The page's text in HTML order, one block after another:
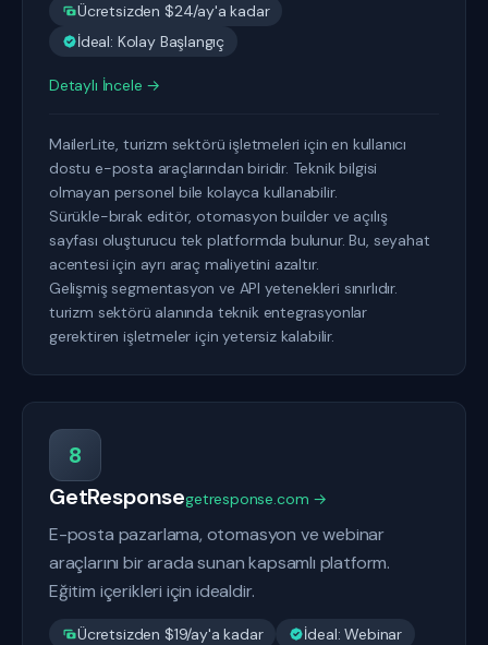
Ücretsizden $24/ay'a kadar
İdeal: Kolay Başlangıç
Detaylı İncele →
MailerLite, turizm sektörü işletmeleri için en kullanıcı
dostu e-posta araçlarından biridir. Teknik bilgisi
olmayan personel bile kolayca kullanabilir.
Sürükle-bırak editör, otomasyon builder ve açılış
sayfası oluşturucu tek platformda bulunur. Bu, seyahat
acentesi için ayrı araç maliyetini azaltır.
Gelişmiş segmentasyon ve API yetenekleri sınırlıdır.
turizm sektörü alanında teknik entegrasyonlar
gerektiren işletmeler için yetersiz kalabilir.
8
GetResponsegetresponse.com →
E-posta pazarlama, otomasyon ve webinar
araçlarını bir arada sunan kapsamlı platform.
Eğitim içerikleri için idealdir.
Ücretsizden $19/ay'a kadar İdeal: Webinar